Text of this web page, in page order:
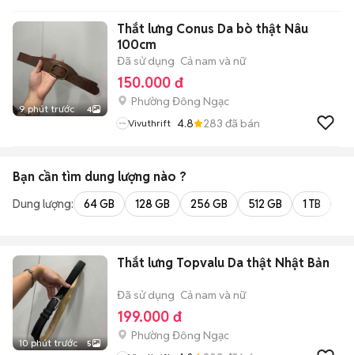
9 phút trước 4
Thắt lưng Conus Da bò thật Nâu
100cm
Đã sử dụng Cả nam và nữ
150.000 đ
Phường Đông Ngạc
Vivuthrift 4.8 283 đã bán
Bạn cần tìm dung lượng nào ?
Dung lượng: 64 GB 128 GB 256 GB 512 GB 1 TB
10 phút trước 5
Thắt lưng Topvalu Da thật Nhật Bản
Đã sử dụng Cả nam và nữ
199.000 đ
Phường Đông Ngạc